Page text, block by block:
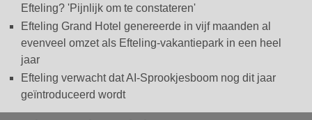
Efteling? 'Pijnlijk om te constateren'
Efteling Grand Hotel genereerde in vijf maanden al
evenveel omzet als Efteling-vakantiepark in een heel
jaar
Efteling verwacht dat AI-Sprookjesboom nog dit jaar
geïntroduceerd wordt